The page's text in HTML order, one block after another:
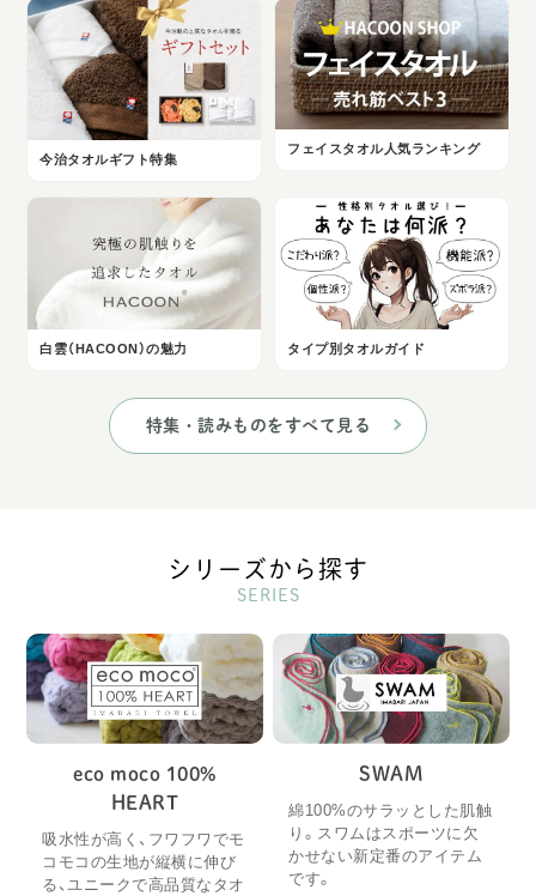
今治タオルギフト特集
フェイスタオル人気ランキング
白雲（HACOON）の魅力 タイプ別タオルガイド
特集・読みものをすべて見る
シリーズから探す
SERIES
eco moco 100%
HEART
吸水性が高く、フワフワでモ
コモコの生地が縦横に伸び
る、ユニークで高品質なタオ
SWAM
綿100%のサラッとした肌触
り。スワムはスポーツに欠
かせない新定番のアイテム
です。